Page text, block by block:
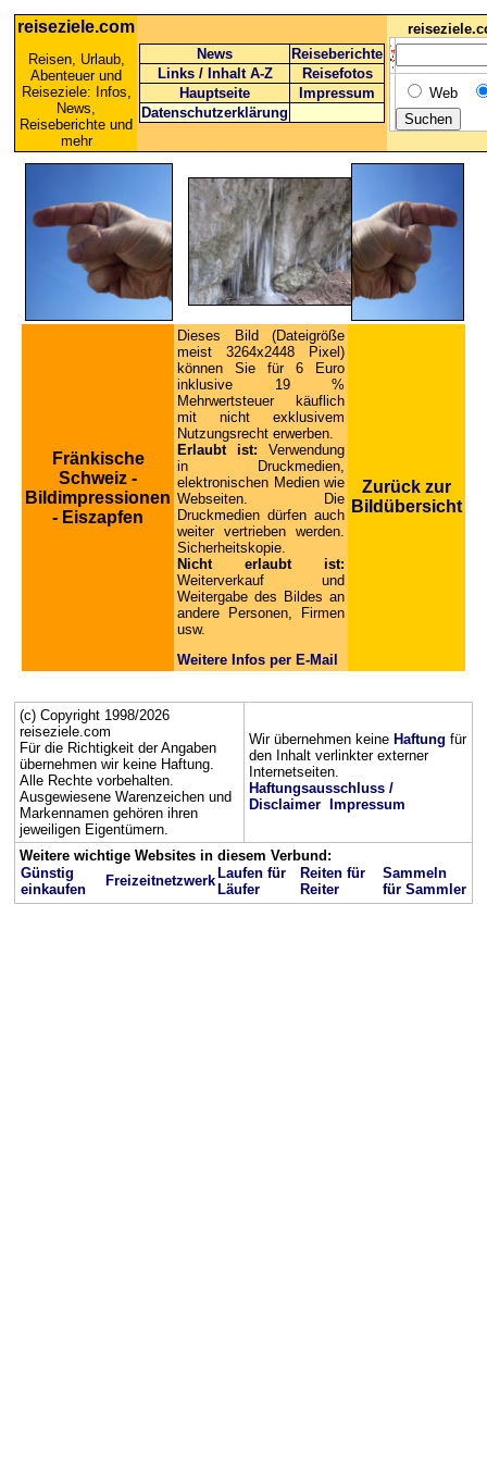
reiseziele.com
Reisen, Urlaub,
Abenteuer und
Reiseziele: Infos,
News,
Reiseberichte und
mehr
News
Reiseberichte
Links / Inhalt A-Z
Reisefotos
Hauptseite
Impressum
Datenschutzerklärung
Web
Fränkische
Schweiz -
Bildimpressionen
- Eiszapfen
Dieses Bild (Dateigröße
meist 3264x2448 Pixel)
können Sie für 6 Euro
inklusive 19 %
Mehrwertsteuer käuflich
mit nicht exklusivem
Nutzungsrecht erwerben.
Erlaubt ist: Verwendung
in Druckmedien,
elektronischen Medien wie
Webseiten. Die
Druckmedien dürfen auch
weiter vertrieben werden.
Sicherheitskopie.
Nicht erlaubt ist:
Weiterverkauf und
Weitergabe des Bildes an
andere Personen, Firmen
usw.
Weitere Infos per E-Mail
Zurück zur
Bildübersicht
(c) Copyright 1998/2026
reiseziele.com
Für die Richtigkeit der Angaben
übernehmen wir keine Haftung.
Alle Rechte vorbehalten.
Ausgewiesene Warenzeichen und
Markennamen gehören ihren
jeweiligen Eigentümern.
Wir übernehmen keine Haftung für
den Inhalt verlinkter externer
Internetseiten.
Haftungsausschluss /
Disclaimer
Impressum
Weitere wichtige Websites in diesem Verbund:
Günstig
einkaufen
Freizeitnetzwerk Laufen für
Läufer
Reiten für
Reiter
Sammeln
für Sammler